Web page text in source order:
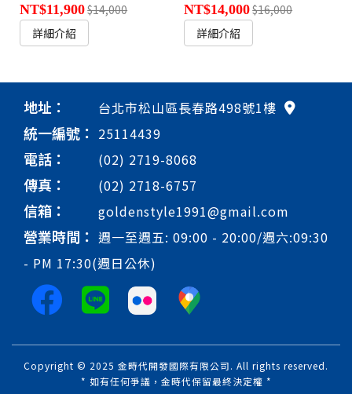
NT$11,900$14,000
詳細介紹
NT$14,000$16,000
詳細介紹
地址： 台北市松山區長春路498號1樓
統一編號： 25114439
電話： (02) 2719-8068
傳真： (02) 2718-6757
信箱： goldenstyle1991@gmail.com
營業時間： 週一至週五: 09:00 - 20:00/週六:09:30
- PM 17:30(週日公休)
Copyright © 2025 金時代開發國際有限公司. All rights reserved.
* 如有任何爭議，金時代保留最終決定權 *